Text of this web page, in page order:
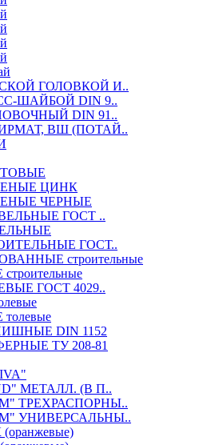
ГОЛОВКОЙ И..
ШАЙБОЙ DIN 9..
DIN 91..
ВШ (ПОТАЙ..
ЦИНК
ЧЕРНЫЕ
ГОСТ ..
ГОСТ..
строительные
ГОСТ 4029..
DIN 1152
ТУ 208-81
МЕТАЛЛ. (В П..
ТРЕХРАСПОРНЫ..
УНИВЕРСАЛЬНЫ..